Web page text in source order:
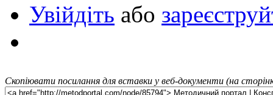
Увійдіть або
Скопіювати посилання для вставки у веб-документи (на